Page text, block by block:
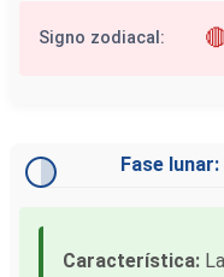
Signo zodiacal:
Fase
Característica: